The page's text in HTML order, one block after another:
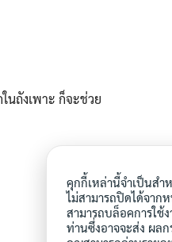
นถังเพาะ ก็จะช่วย
คุกกี้เหล่านี้จำเป็นสำ
ไม่สามารถปิดได้จาก
สามารถบล็อคการใช้
ท่านซึ่งอาจจะส่ง ผล